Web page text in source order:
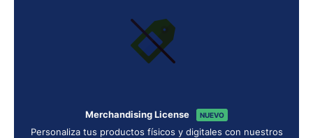
Merchandising License NUEVO
Personaliza tus productos físicos y digitales con nuestros